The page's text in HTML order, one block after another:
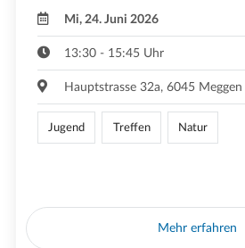
Mi, 24. Juni 2026
13:30 - 15:45 Uhr
Hauptstrasse 32a, 6045 Meggen
Jugend Treffen Natur
Mehr erfahren